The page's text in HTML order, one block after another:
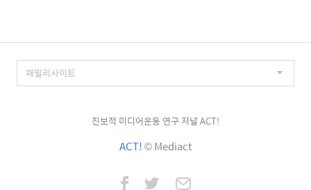
진보적 미디어운동 연구 저널 ACT!
ACT!© Mediact